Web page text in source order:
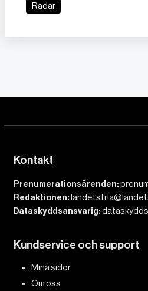
Radar
Kontakt
Prenumerationsärenden:
Redaktionen:
Dataskyddsansvarig:
Kundservice och support
Mina sidor
Om oss